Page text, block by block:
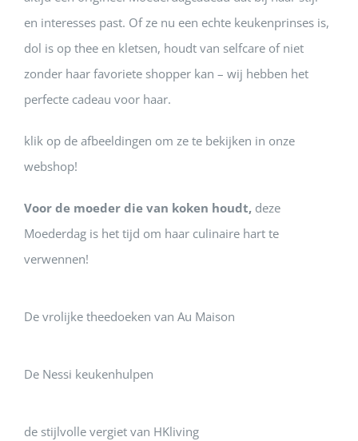
en interesses past. Of ze nu een echte keukenprinses is,
dol is op thee en kletsen, houdt van selfcare of niet
zonder haar favoriete shopper kan – wij hebben het
perfecte cadeau voor haar.
klik op de afbeeldingen om ze te bekijken in onze
webshop!
Voor de moeder die van koken houdt, deze
Moederdag is het tijd om haar culinaire hart te
verwennen!
De vrolijke theedoeken van Au Maison
De Nessi keukenhulpen
de stijlvolle vergiet van HKliving